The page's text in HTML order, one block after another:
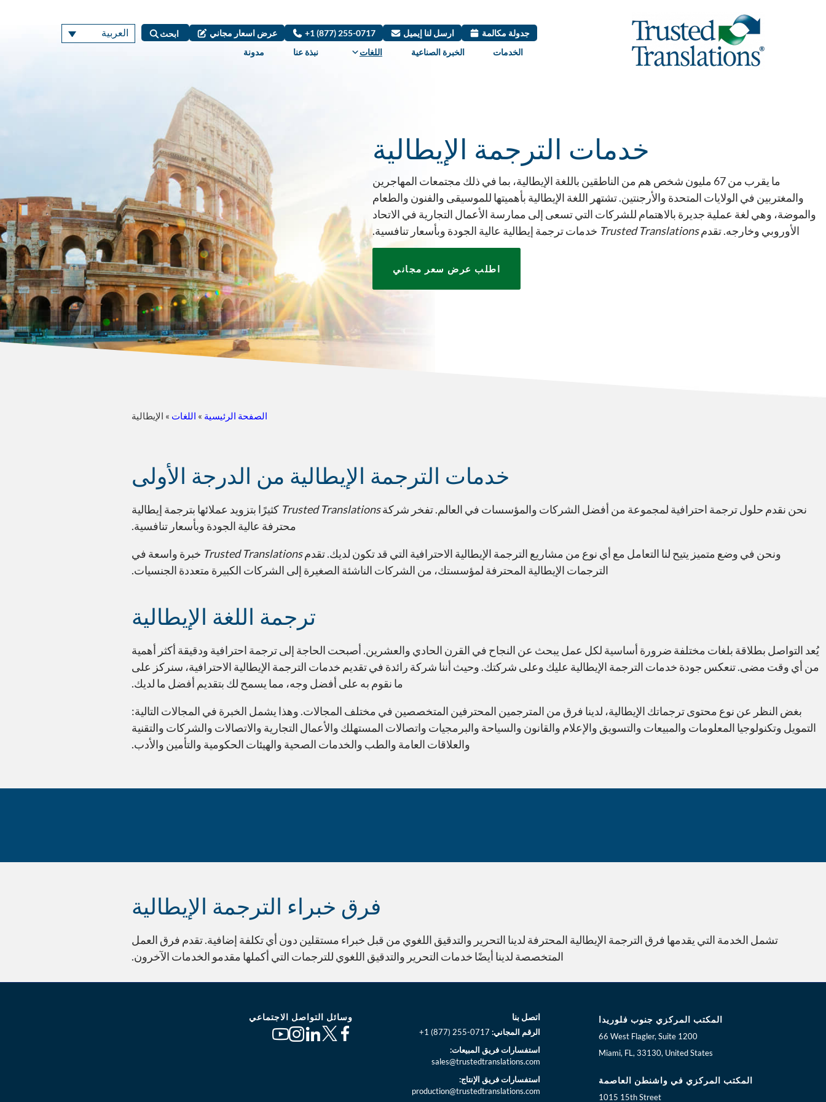
جدولة مكالمة ارسل لنا إيميل +1 (877) 255-0717 عرض اسعار مجاني ابحث العربية
الخدمات الخبرة الصناعية اللغات نبذة عنا مدونة
خدمات الترجمة الإيطالية
ما يقرب من 67 مليون شخص هم من الناطقين باللغة الإيطالية، بما في ذلك مجتمعات المهاجرين
والمغتربين في الولايات المتحدة والأرجنتين. تشتهر اللغة الإيطالية بأهميتها للموسيقى والفنون والطعام
والموضة، وهي لغة عملية جديرة بالاهتمام للشركات التي تسعى إلى ممارسة الأعمال التجارية في الاتحاد
الأوروبي وخارجه. تقدمTrusted Translations خدمات ترجمة إيطالية عالية الجودة وبأسعار تنافسية.
اطلب عرض سعر مجاني
الصفحة الرئيسية » اللغات » الإيطالية
خدمات الترجمة الإيطالية من الدرجة الأولى
نحن نقدم حلول ترجمة احترافية لمجموعة من أفضل الشركات والمؤسسات في العالم. تفخر شركةTrusted Translations كثيرًا بتزويد عملائها بترجمة إيطالية
محترفة عالية الجودة وبأسعار تنافسية.
ونحن في وضع متميز يتيح لنا التعامل مع أي نوع من مشاريع الترجمة الإيطالية الاحترافية التي قد تكون لديك. تقدمTrusted Translations خبرة واسعة في
الترجمات الإيطالية المحترفة لمؤسستك، من الشركات الناشئة الصغيرة إلى الشركات الكبيرة متعددة الجنسيات.
ترجمة اللغة الإيطالية
يُعد التواصل بطلاقة بلغات مختلفة ضرورة أساسية لكل عمل يبحث عن النجاح في القرن الحادي والعشرين. أصبحت الحاجة إلى ترجمة احترافية ودقيقة أكثر أهمية
من أي وقت مضى. تنعكس جودة خدمات الترجمة الإيطالية عليك وعلى شركتك. وحيث أننا شركة رائدة في تقديم خدمات الترجمة الإيطالية الاحترافية، سنركز على
ما نقوم به على أفضل وجه، مما يسمح لك بتقديم أفضل ما لديك.
بغض النظر عن نوع محتوى ترجماتك الإيطالية، لدينا فرق من المترجمين المحترفين المتخصصين في مختلف المجالات. وهذا يشمل الخبرة في المجالات التالية:
التمويل وتكنولوجيا المعلومات والمبيعات والتسويق والإعلام والقانون والسياحة والبرمجيات واتصالات المستهلك والأعمال التجارية والاتصالات والشركات والتقنية
والعلاقات العامة والطب والخدمات الصحية والهيئات الحكومية والتأمين والأدب.
فرق خبراء الترجمة الإيطالية
تشمل الخدمة التي يقدمها فرق الترجمة الإيطالية المحترفة لدينا التحرير والتدقيق اللغوي من قبل خبراء مستقلين دون أي تكلفة إضافية. تقدم فرق العمل
المتخصصة لدينا أيضًا خدمات التحرير والتدقيق اللغوي للترجمات التي أكملها مقدمو الخدمات الآخرون.
المكتب المركزي جنوب فلوريدا
66 West Flagler, Suite 1200
Miami, FL, 33130, United States
المكتب المركزي في واشنطن العاصمة
1015 15th Street
اتصل بنا
الرقم المجاني: +1 (877) 255-0717
استفسارات فريق المبيعات:
sales@trustedtranslations.com
استفسارات فريق الإنتاج:
production@trustedtranslations.com
وسائل التواصل الاجتماعي